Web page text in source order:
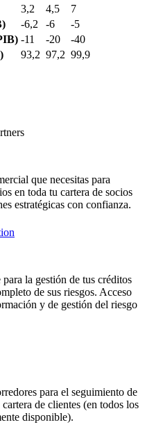
3,2 4,5
7
-6,2 -6
-5
-11 -20
-40
93,2 97,2 99,9
que necesitas para
en toda tu cartera de socios
estratégicas con confianza.
la gestión de tus créditos
de sus riesgos. Acceso
y de gestión del riesgo
para el seguimiento de
de clientes (en todos los
disponible).